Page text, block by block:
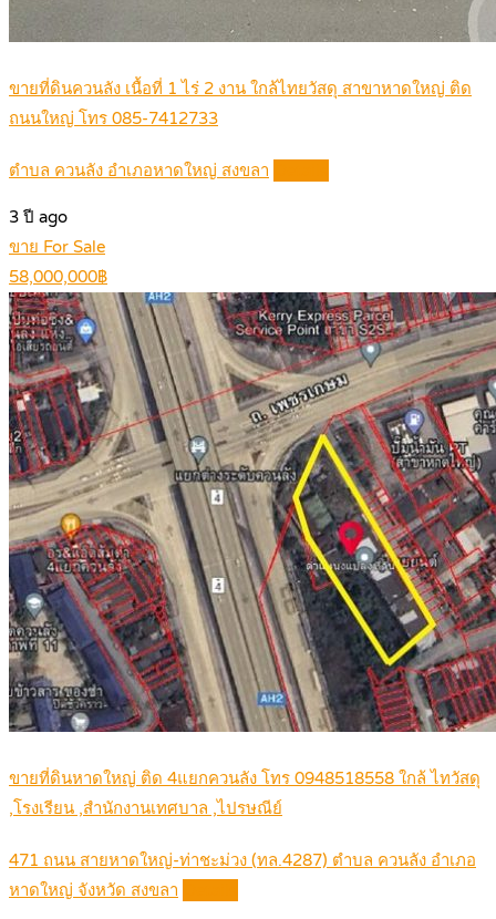
ขายที่ดินควนลัง เนื้อที่ 1 ไร่ 2 งาน ใกล้ไทยวัสดุ สาขาหาดใหญ่ ติด
ถนนใหญ่ โทร 085-7412733
ตำบล ควนลัง อำเภอหาดใหญ่ สงขลา
3 ปี ago
ขาย For Sale
58,000,000฿
ขายที่ดินหาดใหญ่ ติด 4แยกควนลัง โทร 0948518558 ใกล้ ไทวัสดุ
,โรงเรียน ,สำนักงานเทศบาล ,ไปรษณีย์
471 ถนน สายหาดใหญ่-ท่าชะม่วง (ทล.4287) ตำบล ควนลัง อำเภอ
หาดใหญ่ จังหวัด สงขลา